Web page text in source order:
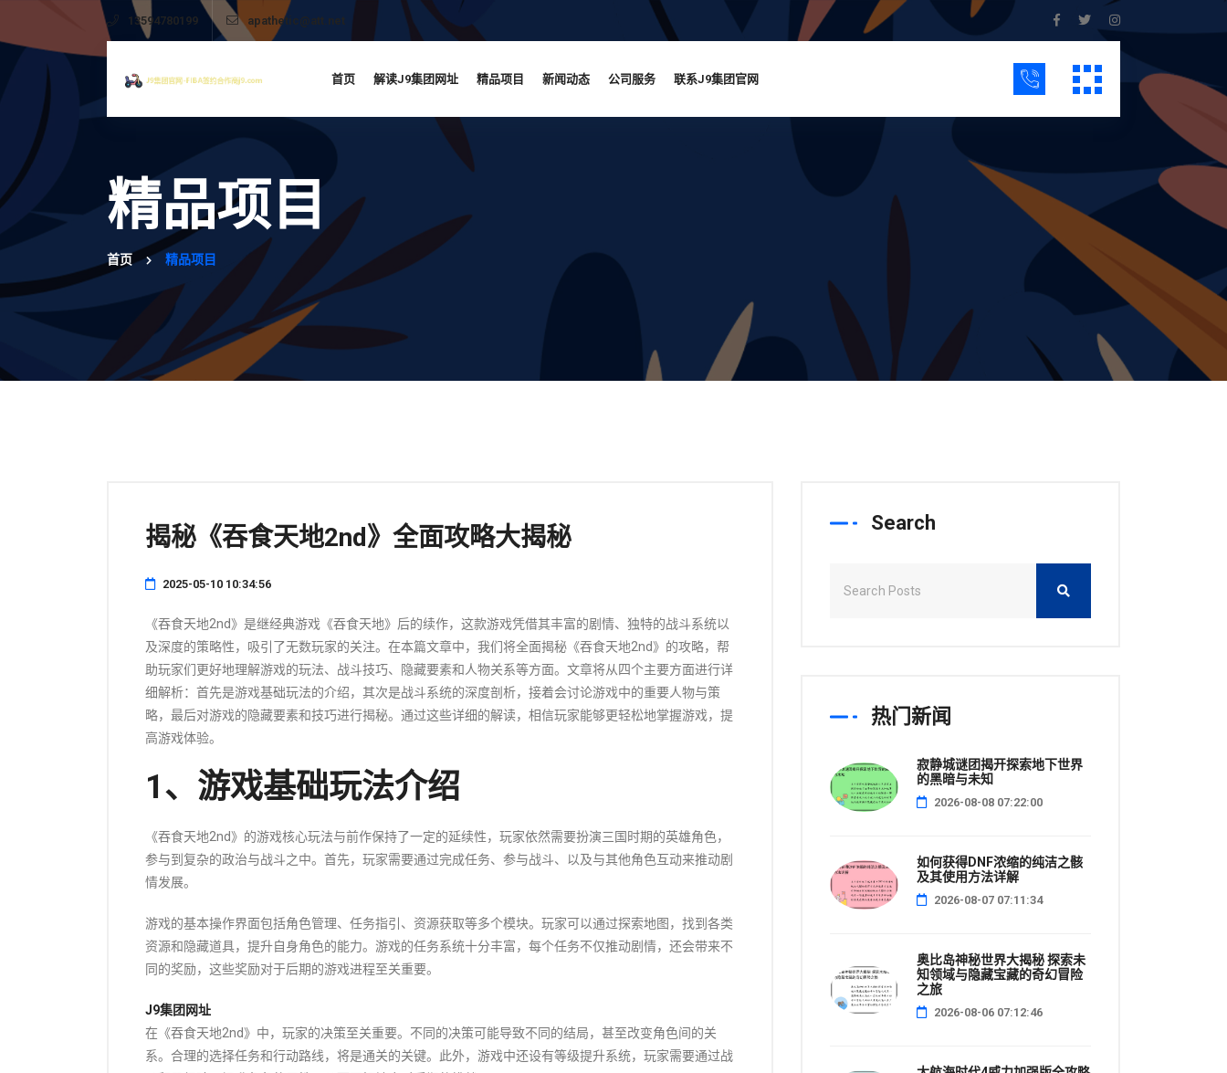
13594780199 apathetic@att.net
首页 解读J9集团网址 精品项目 新闻动态 公司服务 联系J9集团官网
精品项目
首页 精品项目
揭秘《吞食天地2nd》全面攻略大揭秘
2025-05-10 10:34:56
《吞食天地2nd》是继经典游戏《吞食天地》后的续作，这款游戏凭借其丰富的剧情、独特的战斗系统以
及深度的策略性，吸引了无数玩家的关注。在本篇文章中，我们将全面揭秘《吞食天地2nd》的攻略，帮
助玩家们更好地理解游戏的玩法、战斗技巧、隐藏要素和人物关系等方面。文章将从四个主要方面进行详
细解析：首先是游戏基础玩法的介绍，其次是战斗系统的深度剖析，接着会讨论游戏中的重要人物与策
略，最后对游戏的隐藏要素和技巧进行揭秘。通过这些详细的解读，相信玩家能够更轻松地掌握游戏，提
高游戏体验。
1、游戏基础玩法介绍
《吞食天地2nd》的游戏核心玩法与前作保持了一定的延续性，玩家依然需要扮演三国时期的英雄角色，
参与到复杂的政治与战斗之中。首先，玩家需要通过完成任务、参与战斗、以及与其他角色互动来推动剧
情发展。
游戏的基本操作界面包括角色管理、任务指引、资源获取等多个模块。玩家可以通过探索地图，找到各类
资源和隐藏道具，提升自身角色的能力。游戏的任务系统十分丰富，每个任务不仅推动剧情，还会带来不
同的奖励，这些奖励对于后期的游戏进程至关重要。
J9集团网址
在《吞食天地2nd》中，玩家的决策至关重要。不同的决策可能导致不同的结局，甚至改变角色间的关
系。合理的选择任务和行动路线，将是通关的关键。此外，游戏中还设有等级提升系统，玩家需要通过战
Search
热门新闻
寂静城谜团揭开探索地下世界
的黑暗与未知
2026-08-08 07:22:00
如何获得DNF浓缩的纯洁之骸
及其使用方法详解
2026-08-07 07:11:34
奥比岛神秘世界大揭秘 探索未
知领域与隐藏宝藏的奇幻冒险
之旅
2026-08-06 07:12:46